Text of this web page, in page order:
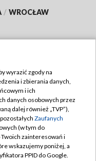
/ WROCŁAW
wyrazić zgody na
i zbierania danych,
i ich
danych osobowych przez
dalej również „TVP”),
Zaufanych
(w tym do
zainteresowań i
wskazujemy poniżej, a
PPID do Google.